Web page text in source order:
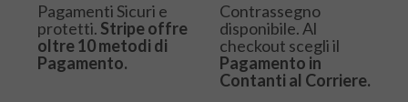
Pagamenti Sicuri e
protetti. Stripe offre
oltre 10 metodi di
Pagamento.
Contrassegno
disponibile. Al
checkout scegli il
Pagamento in
Contanti al Corriere.